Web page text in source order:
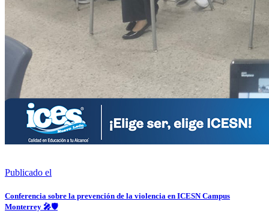
Publicado el
Conferencia sobre la prevención de la violencia en ICESN Campus
Monterrey 🎤🛡️